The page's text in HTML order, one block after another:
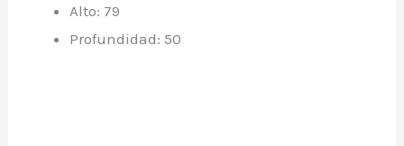
Alto: 79
Profundidad: 50